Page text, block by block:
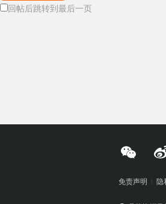
回帖后跳转到最后一页
免责声明 隐